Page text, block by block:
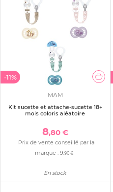
-11%
MAM
Kit sucette et attache-sucette 18+
mois coloris aléatoire
8,80 €
Prix de vente conseillé par la
marque : 9,90 €
En stock